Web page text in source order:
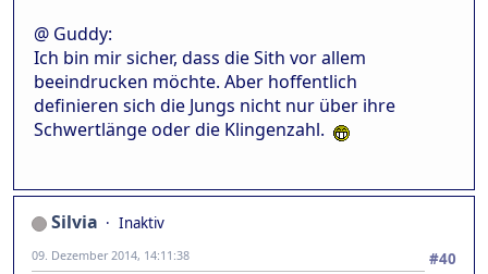
@ Guddy:
Ich bin mir sicher, dass die Sith vor allem
beeindrucken möchte. Aber hoffentlich
definieren sich die Jungs nicht nur über ihre
Schwertlänge oder die Klingenzahl.
Silvia
Inaktiv
#40
09. Dezember 2014, 14:11:38